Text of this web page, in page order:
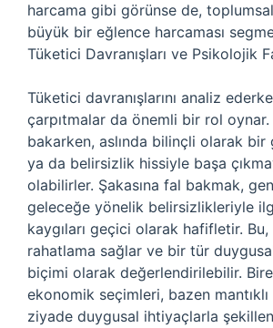
harcama gibi görünse de,
büyük bir eğlence harcaması
Tüketici Davranışları ve Psikolojik
Tüketici davranışlarını analiz
çarpıtmalar da önemli bir rol oynar.
bakarken, aslında bilinçli olarak bir
ya da belirsizlik hissiyle başa
olabilirler. Şakasına fal bakmak,
geleceğe yönelik belirsizlikleriyle
kaygıları geçici olarak hafifletir.
rahatlama sağlar ve bir tür
biçimi olarak değerlendirilebilir.
ekonomik seçimleri, bazen
ziyade duygusal ihtiyaçlarla